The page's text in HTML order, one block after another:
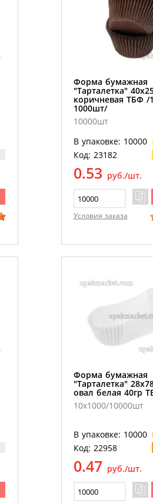
Форма бумажная
"Тарталетка"
коричневая ТБФ /
1000шт/
10000шт
В упаковке: 10000
Код: 23182
0.53 руб./шт.
Условия заказа
Форма бумажная
"Тарталетка"
овал белая 40гр
10х1000/10000шт
В упаковке: 10000
Код: 22958
0.47 руб./шт.